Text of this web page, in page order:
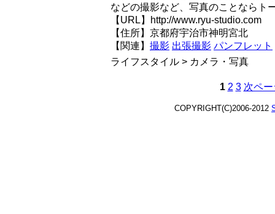
などの撮影など、写真のことならト
【URL】http://www.ryu-studio.com
【住所】京都府宇治市神明宮北
【関連】 撮影 出張撮影 パンフレット
ライフスタイル > カメラ・写真
1 2 3 次ペー
COPYRIGHT(C)2006-2012